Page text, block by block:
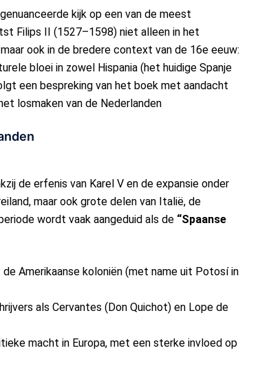
kijk op een van de meest
Filips II (1527–1598) niet alleen in het
ook in de bredere context van de 16e eeuw:
bloei in zowel Hispania (het huidige Spanje
een bespreking van het boek met aandacht
losmaken van de Nederlanden
de erfenis van Karel V en de expansie onder
maar ook grote delen van Italië, de
wordt vaak aangeduid als de “Spaanse
Amerikaanse koloniën (met name uit Potosí in
als Cervantes (Don Quichot) en Lope de
macht in Europa, met een sterke invloed op